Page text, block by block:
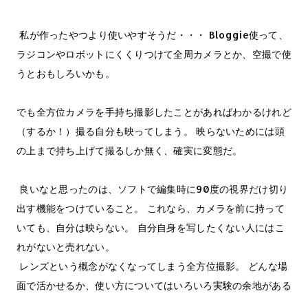
私が作ったやつより使いやすそうだ・・・ Bloggie使って、
ラジコンやロボットにくくりつけて全周カメラとか、空撮で使
うとおもしろいかも。
でも全方位カメラを手持ち撮影したことがあればわかるけれど
（するか！）撮る自分も映ってしまう。 映らないためには頭
の上まで持ち上げて撮るしか無く、確実に変態だ。
良いなと思ったのは、ソフトで編集時に90度の視界だけ切り
出す機能をつけていること。 これなら、カメラを前に持って
いても、自分は映らない。 自分自身を写したくない人にはこ
れがないと売れない。
レンズという概念がなくなってしまう全方位撮影。 どんな場
面で活かせるか、使い方についてはいろいろ実験の余地がある